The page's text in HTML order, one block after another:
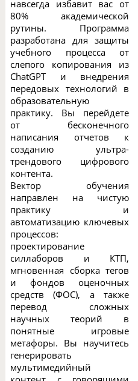
навсегда избавит вас от
80% академической
рутины. Программа
разработана для защиты
учебного процесса от
слепого копирования из
ChatGPT и внедрения
передовых технологий в
образовательную
практику. Вы перейдете
от бесконечного
написания отчетов к
созданию ультра-
трендового цифрового
контента.
Вектор обучения
направлен на чистую
практику и
автоматизацию ключевых
процессов:
проектирование
силлаборов и КТП,
мгновенная сборка тегов
и фондов оценочных
средств (ФОС), а также
перевод сложных
научных теорий в
понятные игровые
метафоры. Вы научитесь
генерировать
мультимедийный